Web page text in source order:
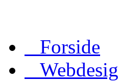
Forside